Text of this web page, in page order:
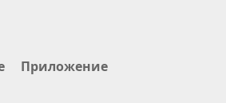
Приложение